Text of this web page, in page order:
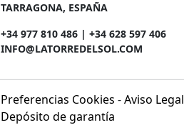
TARRAGONA, ESPAÑA
+34 977 810 486 | +34 628 597 406
INFO@LATORREDELSOL.COM
Preferencias Cookies -Aviso Legal
Depósito de garantía